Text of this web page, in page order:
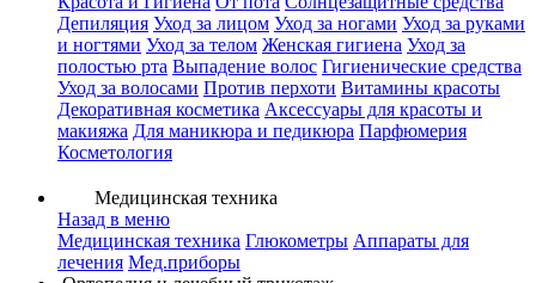
Депиляция Уход за лицом Уход за ногами Уход за руками
и ногтями Уход за телом Женская гигиена Уход за
полостью рта Выпадение волос Гигиенические средства
Уход за волосами Против перхоти Витамины красоты
Декоративная косметика Аксессуары для красоты и
макияжа Для маникюра и педикюра Парфюмерия
Косметология
Медицинская техника
Назад в меню
Медицинская техника Глюкометры Аппараты для
лечения Мед.приборы